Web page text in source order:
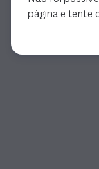
página e tente